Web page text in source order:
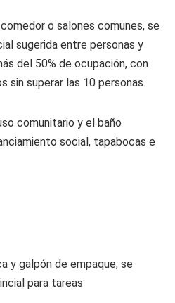
o salones comunes, se
sugerida entre personas y
del 50% de ocupación, con
sin superar las 10 personas.
comunitario y el baño
social, tapabocas e
y galpón de empaque, se
para tareas